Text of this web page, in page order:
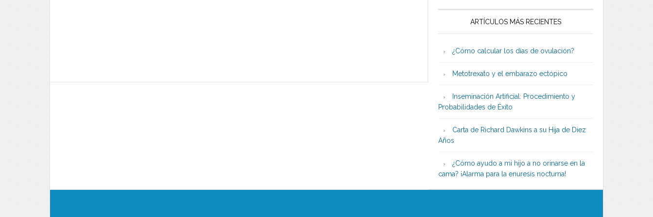
ARTÍCULOS MÁS RECIENTES
¿Cómo calcular los días de ovulación?
Metotrexato y el embarazo ectópico
Inseminación Artificial: Procedimiento y
Probabilidades de Éxito
Carta de Richard Dawkins a su Hija de Diez
Años
¿Cómo ayudo a mi hijo a no orinarse en la
cama? ¡Alarma para la enuresis nocturna!